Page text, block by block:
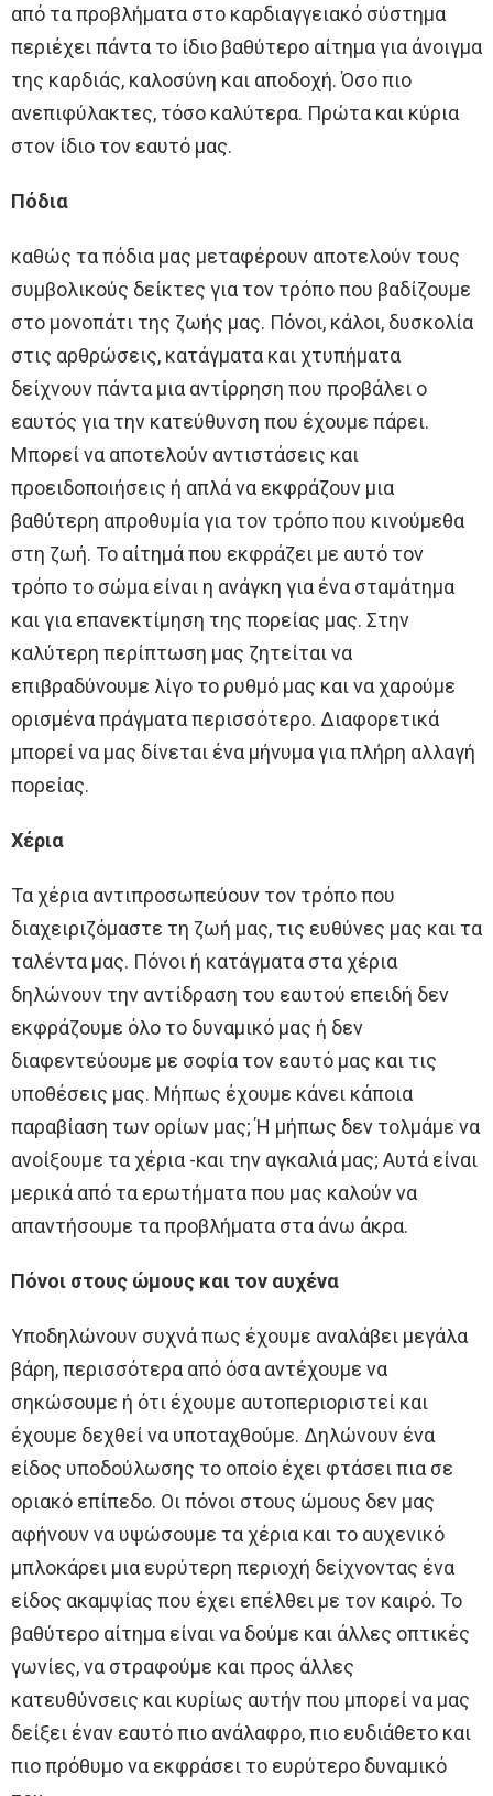
από τα προβλήματα στο καρδιαγγειακό σύστημα
περιέχει πάντα το ίδιο βαθύτερο αίτημα για άνοιγμα
της καρδιάς, καλοσύνη και αποδοχή. Όσο πιο
ανεπιφύλακτες, τόσο καλύτερα. Πρώτα και κύρια
στον ίδιο τον εαυτό μας.
Πόδια
καθώς τα πόδια μας μεταφέρουν αποτελούν τους
συμβολικούς δείκτες για τον τρόπο που βαδίζουμε
στο μονοπάτι της ζωής μας. Πόνοι, κάλοι, δυσκολία
στις αρθρώσεις, κατάγματα και χτυπήματα
δείχνουν πάντα μια αντίρρηση που προβάλει ο
εαυτός για την κατεύθυνση που έχουμε πάρει.
Μπορεί να αποτελούν αντιστάσεις και
προειδοποιήσεις ή απλά να εκφράζουν μια
βαθύτερη απροθυμία για τον τρόπο που κινούμεθα
στη ζωή. Το αίτημά που εκφράζει με αυτό τον
τρόπο το σώμα είναι η ανάγκη για ένα σταμάτημα
και για επανεκτίμηση της πορείας μας. Στην
καλύτερη περίπτωση μας ζητείται να
επιβραδύνουμε λίγο το ρυθμό μας και να χαρούμε
ορισμένα πράγματα περισσότερο. Διαφορετικά
μπορεί να μας δίνεται ένα μήνυμα για πλήρη αλλαγή
πορείας.
Χέρια
Τα χέρια αντιπροσωπεύουν τον τρόπο που
διαχειριζόμαστε τη ζωή μας, τις ευθύνες μας και τα
ταλέντα μας. Πόνοι ή κατάγματα στα χέρια
δηλώνουν την αντίδραση του εαυτού επειδή δεν
εκφράζουμε όλο το δυναμικό μας ή δεν
διαφεντεύουμε με σοφία τον εαυτό μας και τις
υποθέσεις μας. Μήπως έχουμε κάνει κάποια
παραβίαση των ορίων μας; Ή μήπως δεν τολμάμε να
ανοίξουμε τα χέρια -και την αγκαλιά μας; Αυτά είναι
μερικά από τα ερωτήματα που μας καλούν να
απαντήσουμε τα προβλήματα στα άνω άκρα.
Πόνοι στους ώμους και τον αυχένα
Υποδηλώνουν συχνά πως έχουμε αναλάβει μεγάλα
βάρη, περισσότερα από όσα αντέχουμε να
σηκώσουμε ή ότι έχουμε αυτοπεριοριστεί και
έχουμε δεχθεί να υποταχθούμε. Δηλώνουν ένα
είδος υποδούλωσης το οποίο έχει φτάσει πια σε
οριακό επίπεδο. Οι πόνοι στους ώμους δεν μας
αφήνουν να υψώσουμε τα χέρια και το αυχενικό
μπλοκάρει μια ευρύτερη περιοχή δείχνοντας ένα
είδος ακαμψίας που έχει επέλθει με τον καιρό. Το
βαθύτερο αίτημα είναι να δούμε και άλλες οπτικές
γωνίες, να στραφούμε και προς άλλες
κατευθύνσεις και κυρίως αυτήν που μπορεί να μας
δείξει έναν εαυτό πιο ανάλαφρο, πιο ευδιάθετο και
πιο πρόθυμο να εκφράσει το ευρύτερο δυναμικό